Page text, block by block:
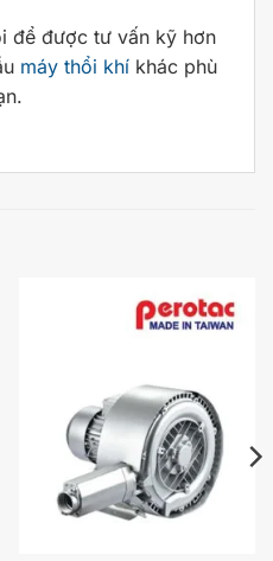
để được tư vấn kỹ hơn
máy thổi khí khác phù